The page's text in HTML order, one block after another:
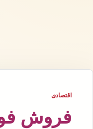
اقتصادی
فروش